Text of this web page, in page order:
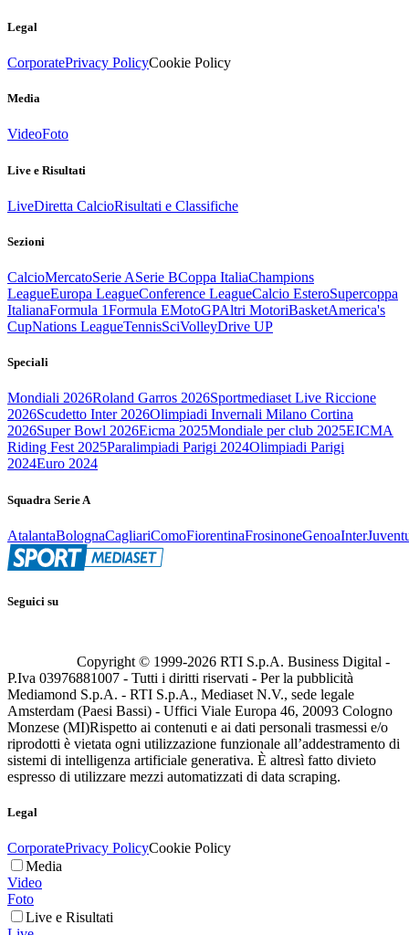
Legal
CorporatePrivacy PolicyCookie Policy
Media
VideoFoto
Live e Risultati
LiveDiretta CalcioRisultati e Classifiche
Sezioni
CalcioMercatoSerie ASerie BCoppa ItaliaChampions
LeagueEuropa LeagueConference LeagueCalcio EsteroSupercoppa
ItalianaFormula 1Formula EMotoGPAltri MotoriBasketAmerica's
CupNations LeagueTennisSciVolleyDrive UP
Speciali
Mondiali 2026Roland Garros 2026Sportmediaset Live Riccione
2026Scudetto Inter 2026Olimpiadi Invernali Milano Cortina
2026Super Bowl 2026Eicma 2025Mondiale per club 2025EICMA
Riding Fest 2025Paralimpiadi Parigi 2024Olimpiadi Parigi
2024Euro 2024
Squadra Serie A
AtalantaBolognaCagliariComoFiorentinaFrosinoneGenoaInter
Seguici su
Copyright © 1999-2026 RTI S.p.A. Business Digital -
P.Iva 03976881007 - Tutti i diritti riservati - Per la pubblicità
Mediamond S.p.A. - RTI S.p.A., Mediaset N.V., sede legale
Amsterdam (Paesi Bassi) - Uffici Viale Europa 46, 20093 Cologno
Monzese (MI)Rispetto ai contenuti e ai dati personali trasmessi e/o
riprodotti è vietata ogni utilizzazione funzionale all’addestramento di
sistemi di intelligenza artificiale generativa. È altresì fatto divieto
espresso di utilizzare mezzi automatizzati di data scraping.
Legal
CorporatePrivacy PolicyCookie Policy
Media
Video
Foto
Live e Risultati